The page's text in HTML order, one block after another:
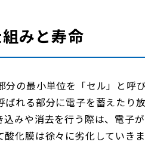
みと寿命
の最小単位を「セル」と呼び
れる部分に電子を蓄えたり
みや消去を行う際は、電子
化膜は徐々に劣化していきま